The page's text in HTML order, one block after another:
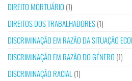
DIREITO MORTUÁRIO (1)
DIREITOS DOS TRABALHADORES(1)
DISCRIMINAÇÃO EM RAZÃO DA SITUAÇÃO
DISCRIMINAÇÃO EM RAZÃO DO GÉNERO (1)
DISCRIMINAÇÃO RACIAL (1)